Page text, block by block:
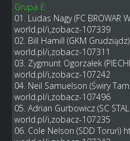
Grupa E
01. Ludas Nagy (FC BROWAR
world.pl/i,zobacz-107339
02. Bill Hamill (GKM Grudziądz)
world.pl/i,zobacz-107311
03. Zygmunt Ogorzałek
world.pl/i,zobacz-107242
04. Neil Samuelson (Świry
world.pl/i,zobacz-107496
05. Adrian Gurbowicz (SC
world.pl/i,zobacz-107235
06. Cole Nelson (SDD Toruń)